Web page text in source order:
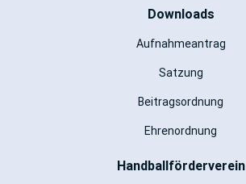
Downloads
Aufnahmeantrag
Satzung
Beitragsordnung
Ehrenordnung
Handballförderverein